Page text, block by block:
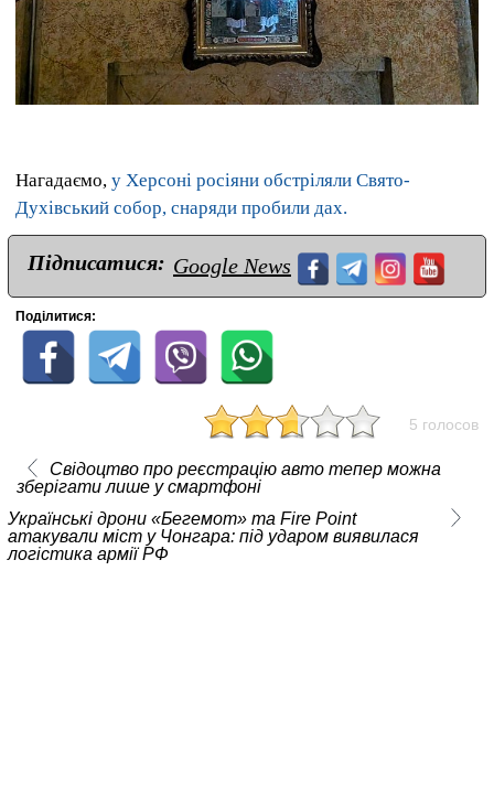
Нагадаємо, у Херсоні росіяни обстріляли Свято-
Духівський собор, снаряди пробили дах.
Підписатися: Google News
Поділитися:
5 голосов
Свідоцтво про реєстрацію авто тепер можна
зберігати лише у смартфоні
Українські дрони «Бегемот» та Fire Point
атакували міст у Чонгара: під ударом виявилася
логістика армії РФ